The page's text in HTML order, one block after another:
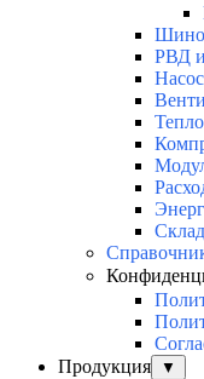
РВД
Продукция
▼